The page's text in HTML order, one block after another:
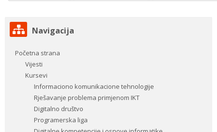
Preskoči
NavigacijaNavigacija
Početna strana
Vijesti
Kursevi
Informaciono komunikacione tehnologije
Rješavanje problema primjenom IKT
Digitalno društvo
Programerska liga